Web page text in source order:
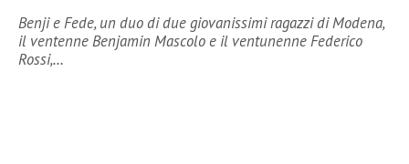
Benji e Fede, un duo di due giovanissimi ragazzi di Modena,
il ventenne Benjamin Mascolo e il ventunenne Federico
Rossi,…